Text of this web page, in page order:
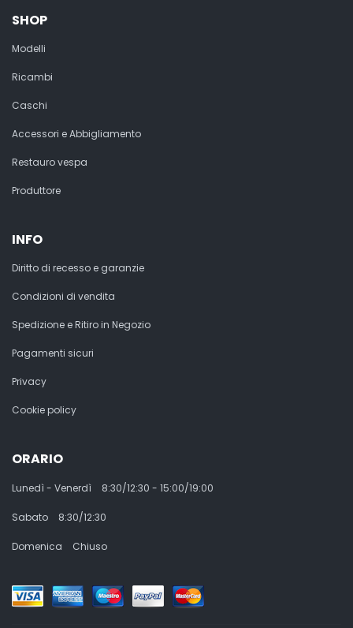
SHOP
Modelli
Ricambi
Caschi
Accessori e Abbigliamento
Restauro vespa
Produttore
INFO
Diritto di recesso e garanzie
Condizioni di vendita
Spedizione e Ritiro in Negozio
Pagamenti sicuri
Privacy
Cookie policy
ORARIO
Lunedì - Venerdì 8:30/12:30 - 15:00/19:00
Sabato 8:30/12:30
Domenica Chiuso